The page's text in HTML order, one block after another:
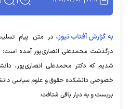
به گزارش آفتاب نیوز، در متن پیام
درگذشت محمدعلی انصاری‌پور آمده است:
شدیم که دکتر محمدعلی انصاری‌پور،
خصوصی دانشکده حقوق و علوم سیاسی
بربست و به دیار باقی شتافت.